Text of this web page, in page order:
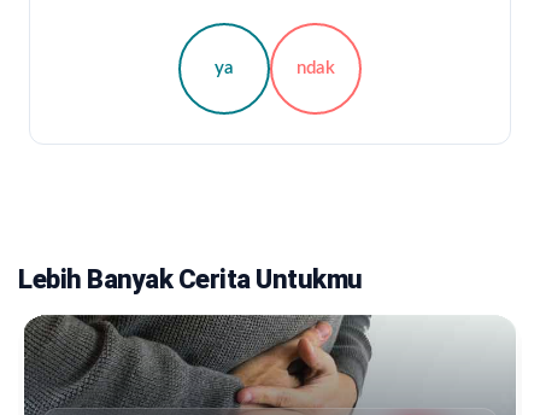
ya ndak
Lebih Banyak Cerita Untukmu